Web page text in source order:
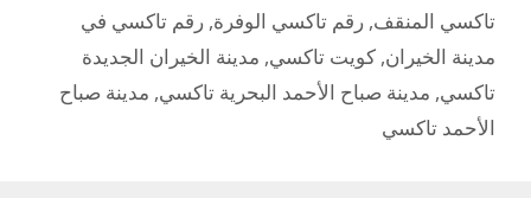
تاكسي المنقف, رقم تاكسي الوفرة, رقم تاكسي في
مدينة الخيران, كويت تاكسي, مدينة الخيران الجديدة
تاكسي, مدينة صباح الأحمد البحرية تاكسي, مدينة صباح
الأحمد تاكسي